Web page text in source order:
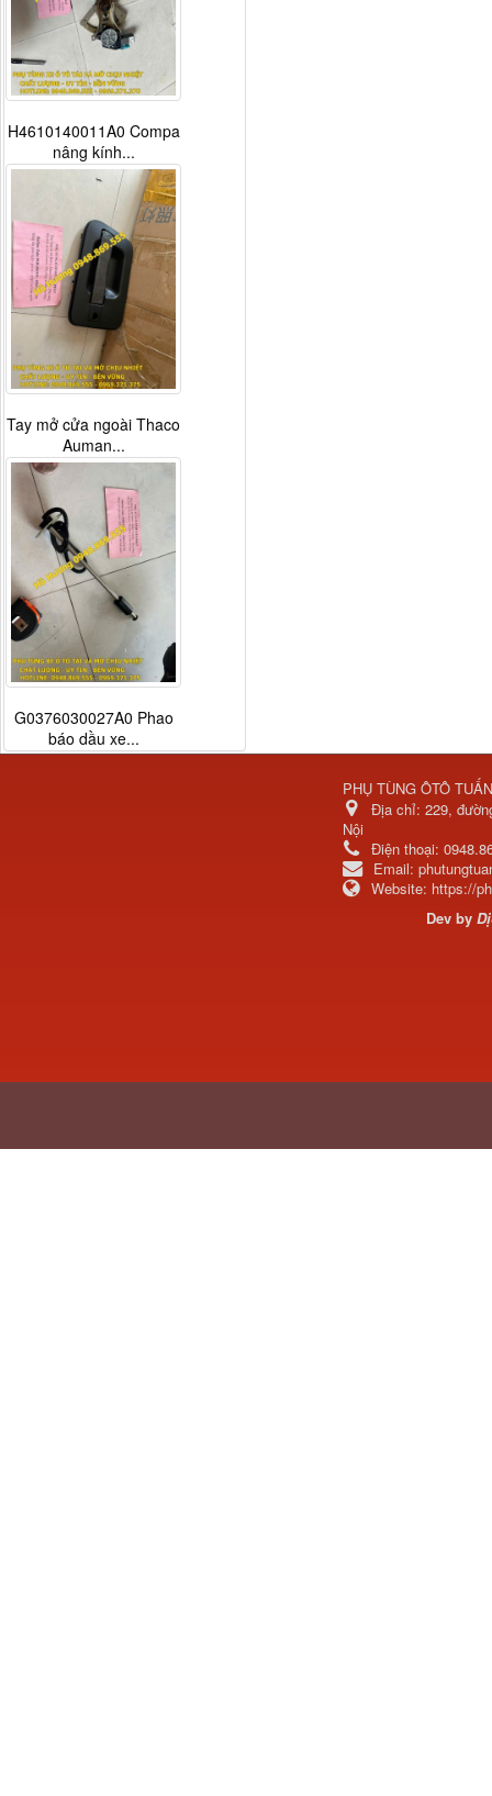
H4610140011A0 Compa
nâng kính...
Tay mở cửa ngoài Thaco
Auman...
G0376030027A0 Phao
báo dầu xe...
PHỤ TÙNG ÔTÔ
Địa chỉ: 229,
Nội
Điện thoại:
Email:
Website: https://
Dev by